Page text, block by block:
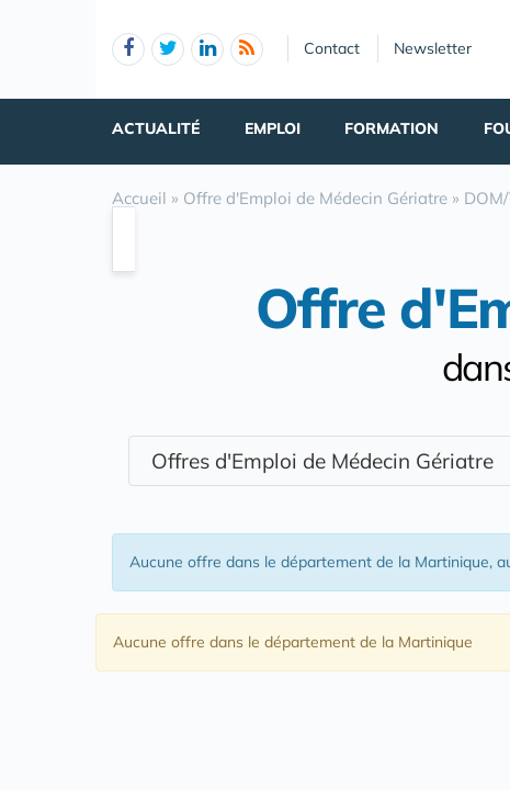
Contact Newsletter
ACTUALITÉ EMPLOI FORMATION
Accueil » Offre d'Emploi de Médecin Gériatre »
Offre
Offres d'Emploi de Médecin Gériatre
Aucune offre dans le département de la Martinique,
Aucune offre dans le département de la Martinique